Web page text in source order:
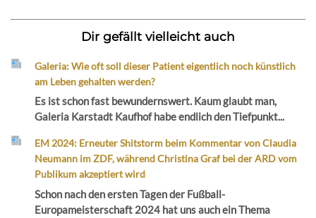
Dir gefällt vielleicht auch
Galeria: Wie oft soll dieser Patient eigentlich noch künstlich
am Leben gehalten werden?
Es ist schon fast bewundernswert. Kaum glaubt man,
Galeria Karstadt Kaufhof habe endlich den Tiefpunkt...
EM 2024: Erneuter Shitstorm beim Kommentar von Claudia
Neumann im ZDF, während Christina Graf bei der ARD vom
Publikum akzeptiert wird
Schon nach den ersten Tagen der Fußball-
Europameisterschaft 2024 hat uns auch ein Thema